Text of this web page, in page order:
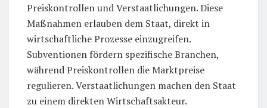
Preiskontrollen und Verstaatlichungen. Diese
Maßnahmen erlauben dem Staat, direkt in
wirtschaftliche Prozesse einzugreifen.
Subventionen fördern spezifische Branchen,
während Preiskontrollen die Marktpreise
regulieren. Verstaatlichungen machen den Staat
zu einem direkten Wirtschaftsakteur.